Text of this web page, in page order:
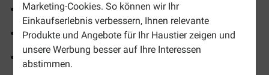
Marketing-Cookies. So können wir Ihr
Einkaufserlebnis verbessern, Ihnen relevante
Produkte und Angebote für Ihr Haustier zeigen und
unsere Werbung besser auf Ihre Interessen
abstimmen.
Ergänzungsfutter für Hunde
Mit einer einzigen Eiweißquelle
Glutenfrei